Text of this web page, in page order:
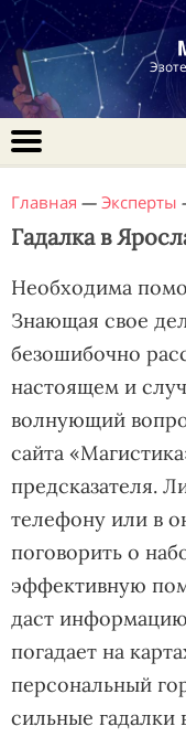
Главная — Эксперты
Гадалка в
Необходима
Знающая свое
безошибочно
настоящем и
волнующий
сайта
предсказателя.
телефону или в
поговорить о
эффективную
даст
погадает на
персональный
сильные гадалки